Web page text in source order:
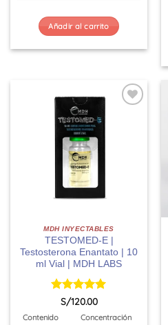
Añadir al carrito
MDH INYECTABLES
TESTOMED-E |
Testosterona Enantato | 10
ml Vial | MDH LABS
Valorado
S/120.00
Contenido Concentración